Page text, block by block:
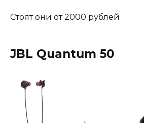
Стоят они от 2000 рублей
JBL Quantum 50